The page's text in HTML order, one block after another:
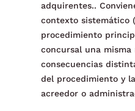
adquirentes..
contexto sistemático
procedimiento
concursal una
consecuencias
del procedimiento y
acreedor o